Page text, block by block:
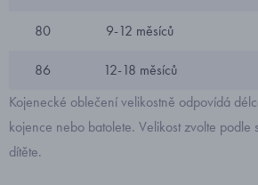
80 9-12 měsíců
86 12-18 měsíců
Kojenecké oblečení velikostně odpovídá
kojence nebo batolete. Velikost zvolte podle
dítěte.